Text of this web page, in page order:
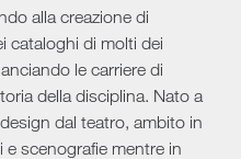
alla creazione di
cataloghi di molti dei
le carriere di
della disciplina. Nato a
dal teatro, ambito in
scenografie mentre in